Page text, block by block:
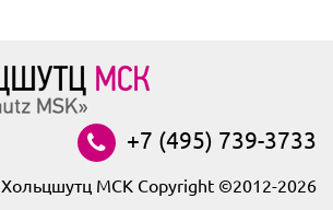
+7 (495) 739-3733
Хольцшутц МСК Copyright ©2012-2026